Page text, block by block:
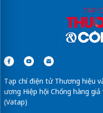
Tạp chí điện tử Thương hiệu
ương Hiệp hội Chống hàng
(Vatap)